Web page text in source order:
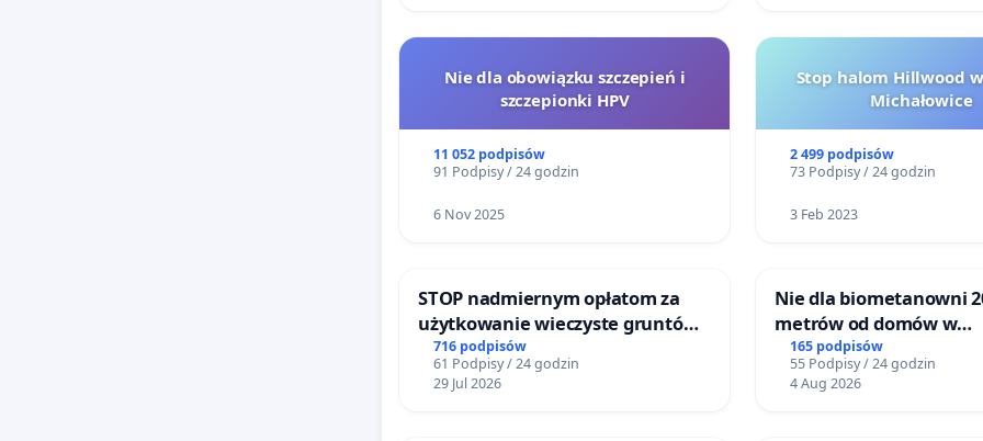
Nie dla obowiązku szczepień i
szczepionki HPV
11 052 podpisów
91 Podpisy / 24 godzin
6 Nov 2025
Stop halom Hillwood
Michałowice
2 499 podpisów
73 Podpisy / 24 godzin
3 Feb 2023
STOP nadmiernym opłatom za
użytkowanie wieczyste gruntów
zajmowanych przez rodzinne
ogrody działkowe.
716 podpisów
61 Podpisy / 24 godzin
29 Jul 2026
Nie dla biometanowni
metrów od domów w
Biernatkach, gm.
Wielkie
165 podpisów
55 Podpisy / 24 godzin
4 Aug 2026